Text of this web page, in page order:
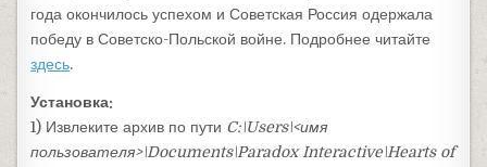
года окончилось успехом и Советская Россия одержала
победу в Советско-Польской войне. Подробнее читайте
здесь.
Установка:
1) Извлеките архив по пути C:\Users\<имя
пользователя>\Documents\Paradox Interactive\Hearts of